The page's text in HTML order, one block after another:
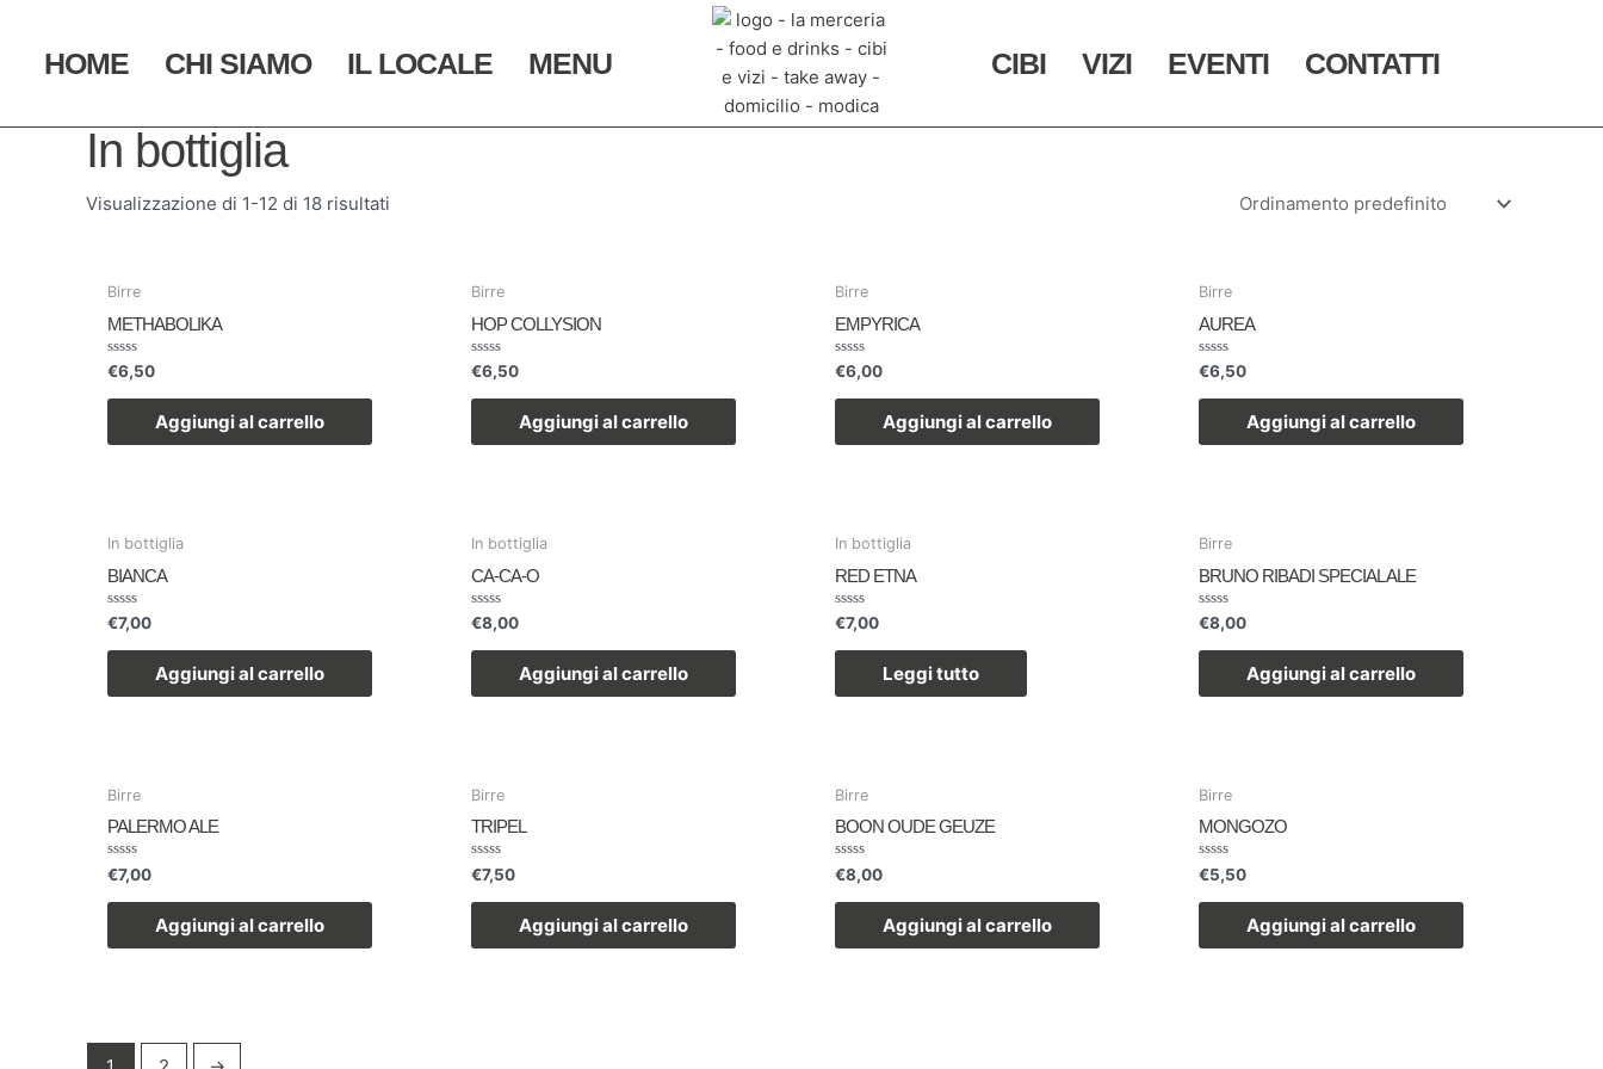
contenutoHOME CHI SIAMO IL LOCALE MENU CIBI VIZI EVENTI CONTATTI
In bottiglia
Visualizzazione di 1-12 di 18 risultati
Birre
METHABOLIKA
Valutato
su
€6,50
Aggiungi al carrello
Birre
HOP COLLYSION
Valutato
su
€6,50
Aggiungi al carrello
Birre
EMPYRICA
Valutato
su
€6,00
Aggiungi al carrello
Birre
AUREA
Valutato
su
€6,50
Aggiungi al carrello
In bottiglia
BIANCA
Valutato
0
su
€7,00
Aggiungi al carrello
In bottiglia
CA-CA-O
Valutato
0
su
€8,00
Aggiungi al carrello
In bottiglia
RED ETNA
Valutato
0
su
€7,00
Leggi tutto
Birre
BRUNO RIBADI SPECIAL ALE
Valutato
0
su
€8,00
Aggiungi al carrello
Birre
PALERMO ALE
Valutato
0
su
€7,00
Aggiungi al carrello
Birre
TRIPEL
Valutato
0
su
€7,50
Aggiungi al carrello
Birre
BOON OUDE GEUZE
Valutato
0
su
€8,00
Aggiungi al carrello
Birre
MONGOZO
Valutato
0
su
€5,50
Aggiungi al carrello